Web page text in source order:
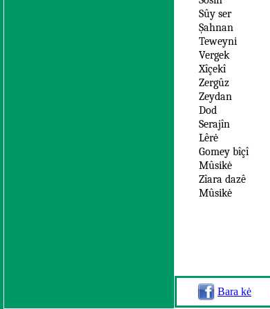
Sûy ser
Şahnan
Teweyni
Vergek
Xîçekî
Zergûz
Zeydan
Dod
Serajîn
Lêrė
Gomey bîçî
Mûsikė
Zîara dazê
Mûsikė
Bara kė